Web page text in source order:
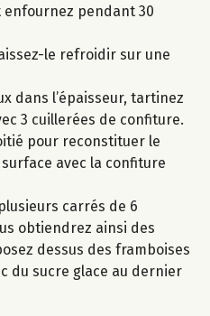
enfournez pendant 30
le refroidir sur une
dans l’épaisseur, tartinez
3 cuillerées de confiture.
pour reconstituer le
avec la confiture
carrés de 6
obtiendrez ainsi des
dessus des framboises
du sucre glace au dernier